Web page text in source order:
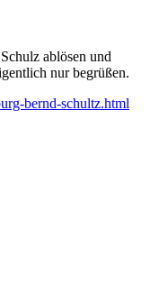
ablösen und
nur begrüßen.
bernd-schultz.html